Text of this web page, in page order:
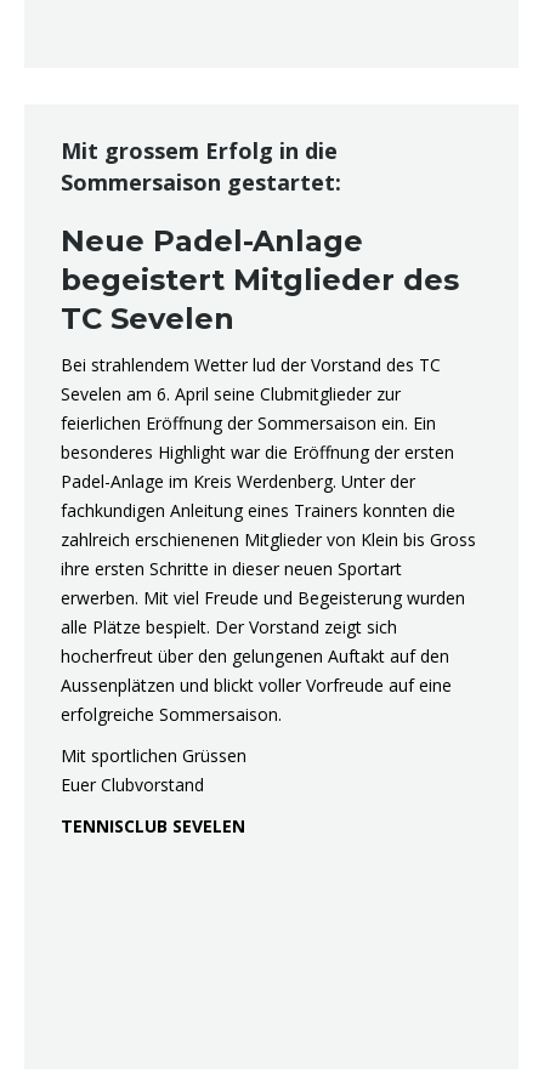
Mit grossem Erfolg in die
Sommersaison gestartet:
Neue Padel-Anlage
begeistert Mitglieder des
TC Sevelen
Bei strahlendem Wetter lud der Vorstand des TC
Sevelen am 6. April seine Clubmitglieder zur
feierlichen Eröffnung der Sommersaison ein. Ein
besonderes Highlight war die Eröffnung der ersten
Padel-Anlage im Kreis Werdenberg. Unter der
fachkundigen Anleitung eines Trainers konnten die
zahlreich erschienenen Mitglieder von Klein bis Gross
ihre ersten Schritte in dieser neuen Sportart
erwerben. Mit viel Freude und Begeisterung wurden
alle Plätze bespielt. Der Vorstand zeigt sich
hocherfreut über den gelungenen Auftakt auf den
Aussenplätzen und blickt voller Vorfreude auf eine
erfolgreiche Sommersaison.
Mit sportlichen Grüssen
Euer Clubvorstand
TENNISCLUB SEVELEN